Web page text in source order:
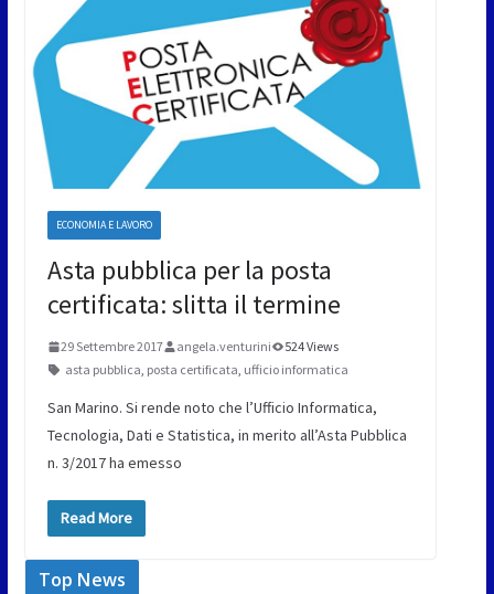
ECONOMIA E LAVORO
Asta pubblica per la posta
certificata: slitta il termine
29 Settembre 2017 angela.venturini
524 Views
asta pubblica, posta certificata, ufficio informatica
San Marino. Si rende noto che l’Ufficio Informatica,
Tecnologia, Dati e Statistica, in merito all’Asta Pubblica
n. 3/2017 ha emesso
Read More
Top News